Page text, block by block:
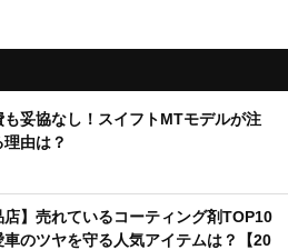
も妥協なし！スイフトMTモデルが注
理由は？
店】売れているコーティング剤TOP10
車のツヤを守る人気アイテムは？【20